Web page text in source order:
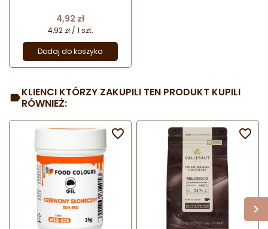
Cena
4,92 zł
4,92 zł / 1 szt.
Dodaj do koszyka
KLIENCI KTÓRZY ZAKUPILI TEN PRODUKT KUPILI
RÓWNIEŻ:
 